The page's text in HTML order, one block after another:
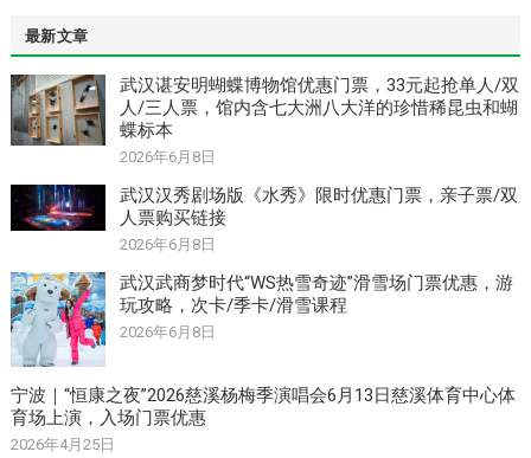
最新文章
武汉谌安明蝴蝶博物馆优惠门票，33元起抢单人/双
人/三人票，馆内含七大洲八大洋的珍惜稀昆虫和蝴
蝶标本
2026年6月8日
武汉汉秀剧场版《水秀》限时优惠门票，亲子票/双
人票购买链接
2026年6月8日
武汉武商梦时代“WS热雪奇迹”滑雪场门票优惠，游
玩攻略，次卡/季卡/滑雪课程
2026年6月8日
宁波｜“恒康之夜”2026慈溪杨梅季演唱会6月13日慈溪体育中心体
育场上演，入场门票优惠
2026年4月25日